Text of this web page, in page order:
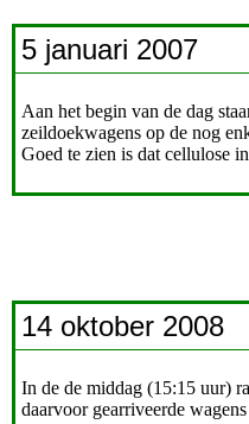
5 januari 2007
Aan het begin van de dag
zeildoekwagens op de nog
Goed te zien is dat cellulose
14 oktober 2008
In de de middag (15:15 uur)
daarvoor gearriveerde